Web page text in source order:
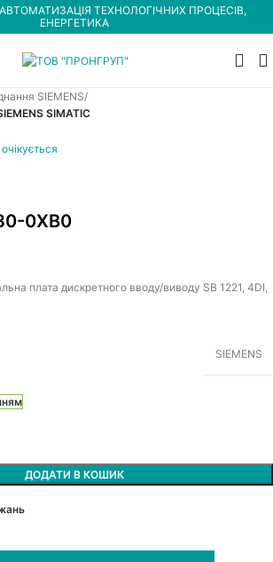
АВТОМАТИЗАЦІЯ ТЕХНОЛОГІЧНИХ ПРОЦЕСІВ,
ЕНЕРГЕТИКА
SIEMENS
SIMATIC
0XB0
плата дискретного вводу/виводу SB 1221, 4DI,
SIEMENS
ДОДАТИ В КОШИК